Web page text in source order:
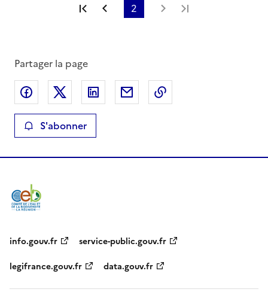
Première page
Page précédente
2 Page suivante
Partager la page
Partager sur Facebook
Partager sur XPartager sur LinkedIn
Partager par email
S'abonner
info.gouv.fr
service-public.gouv.fr
legifrance.gouv.fr
data.gouv.fr